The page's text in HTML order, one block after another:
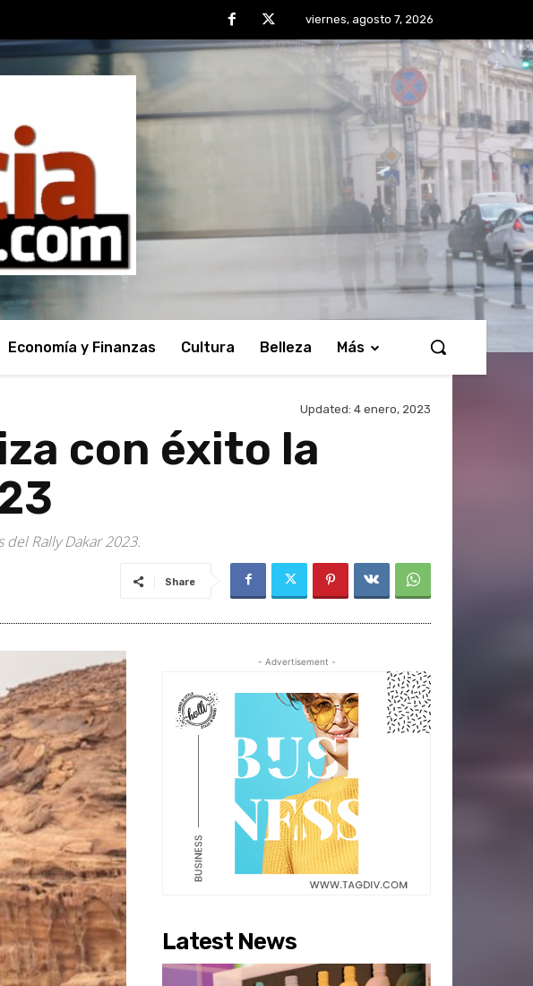
viernes, agosto 7, 2026
Economía y Finanzas Cultura Belleza Más
Updated: 4 enero, 2023
con éxito la
Rally Dakar 2023.
Share
- Advertisement -
Latest News